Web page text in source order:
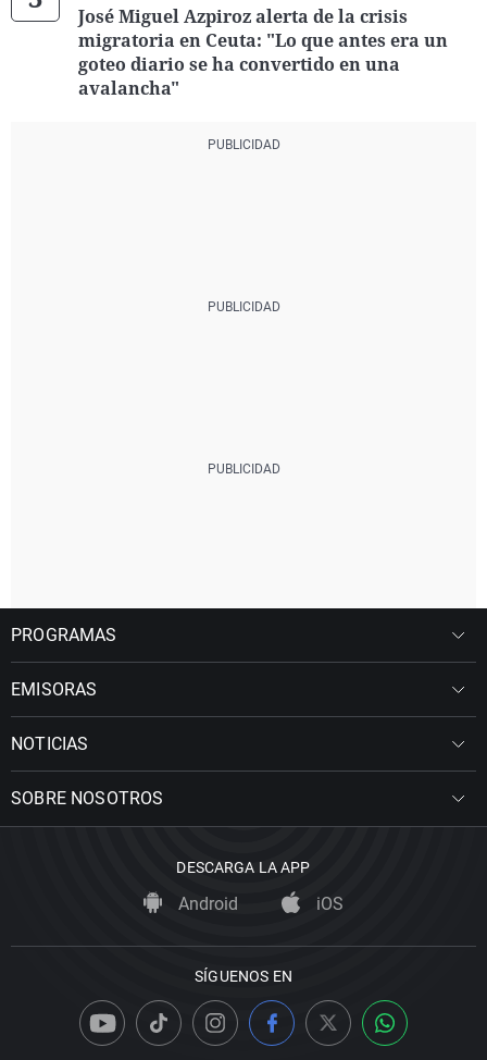
José Miguel Azpiroz alerta de la crisis
migratoria en Ceuta: "Lo que antes era un
goteo diario se ha convertido en una
avalancha"
PROGRAMAS
EMISORAS
NOTICIAS
SOBRE NOSOTROS
DESCARGA LA APP
Android iOS
SÍGUENOS EN